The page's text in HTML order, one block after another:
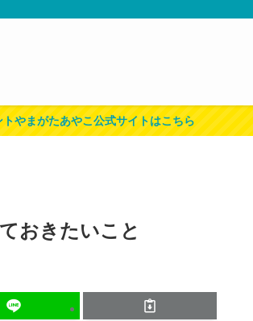
やまがたあやこ公式サイトはこちら
おきたいこと